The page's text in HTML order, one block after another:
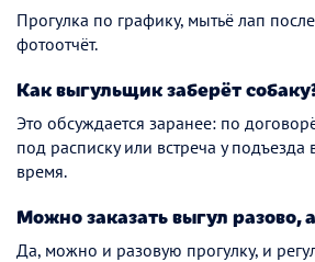
Прогулка по графику, мытьё лап
фотоотчёт.
Как выгульщик заберёт
Это обсуждается заранее: по
под расписку или встреча у
время.
Можно заказать выгул разово,
Да, можно и разовую прогулку, и